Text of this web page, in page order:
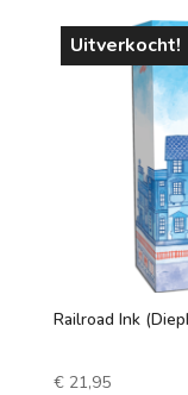
Uitverkocht!
Railroad Ink
€21,95